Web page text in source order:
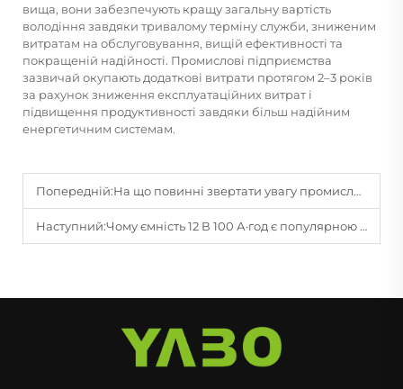
вища, вони забезпечують кращу загальну вартість
володіння завдяки тривалому терміну служби, зниженим
витратам на обслуговування, вищій ефективності та
покращеній надійності. Промислові підприємства
зазвичай окупають додаткові витрати протягом 2–3 років
за рахунок зниження експлуатаційних витрат і
підвищення продуктивності завдяки більш надійним
енергетичним системам.
Попередній:На що повинні звертати увагу промислові користувачі при виборі високоякісних акумуляторних батарей LFP?
Наступний:Чому ємність 12 В 100 А·год є популярною для житлових автофургонів, сонячних і резервних систем?